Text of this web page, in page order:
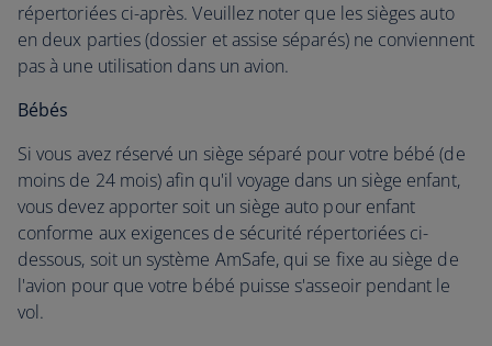
répertoriées ci-après. Veuillez noter que les sièges auto
en deux parties (dossier et assise séparés) ne conviennent
pas à une utilisation dans un avion.
Bébés
Si vous avez réservé un siège séparé pour votre bébé (de
moins de 24 mois) afin qu'il voyage dans un siège enfant,
vous devez apporter soit un siège auto pour enfant
conforme aux exigences de sécurité répertoriées ci-
dessous, soit un système AmSafe, qui se fixe au siège de
l'avion pour que votre bébé puisse s'asseoir pendant le
vol.